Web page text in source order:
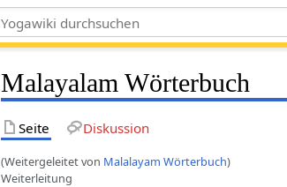
Malayalam Wörterbuch
Seite Diskussion
(Weitergeleitet von Malalayam Wörterbuch)
Weiterleitung